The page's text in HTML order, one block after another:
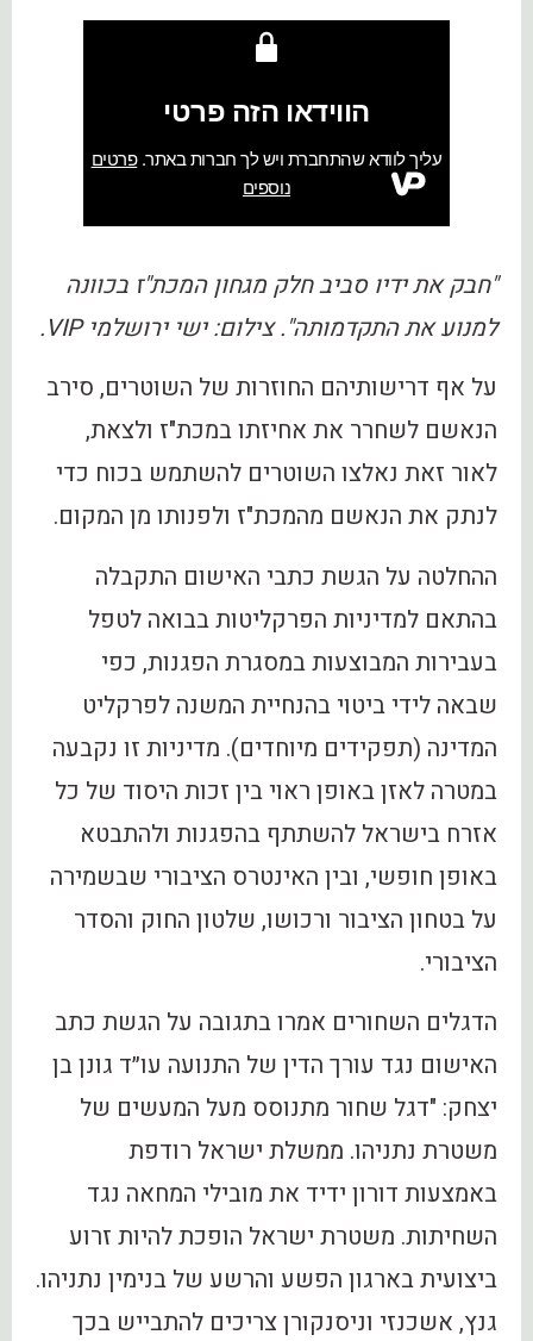
"חבק את ידיו סביב חלק מגחון המכת"ז בכוונה
למנוע את התקדמותה". צילום: ישי ירושלמי VIP.
על אף דרישותיהם החוזרות של השוטרים, סירב
הנאשם לשחרר את אחיזתו במכת"ז ולצאת,
לאור זאת נאלצו השוטרים להשתמש בכוח כדי
לנתק את הנאשם מהמכת"ז ולפנותו מן המקום.
ההחלטה על הגשת כתבי האישום התקבלה
בהתאם למדיניות הפרקליטות בבואה לטפל
בעבירות המבוצעות במסגרת הפגנות, כפי
שבאה לידי ביטוי בהנחיית המשנה לפרקליט
המדינה (תפקידים מיוחדים). מדיניות זו נקבעה
במטרה לאזן באופן ראוי בין זכות היסוד של כל
אזרח בישראל להשתתף בהפגנות ולהתבטא
באופן חופשי, ובין האינטרס הציבורי שבשמירה
על בטחון הציבור ורכושו, שלטון החוק והסדר
הציבורי.
הדגלים השחורים אמרו בתגובה על הגשת כתב
האישום נגד עורך הדין של התנועה עו״ד גונן בן
יצחק: "דגל שחור מתנוסס מעל המעשים של
משטרת נתניהו. ממשלת ישראל רודפת
באמצעות דורון ידיד את מובילי המחאה נגד
השחיתות. משטרת ישראל הופכת להיות זרוע
ביצועית בארגון הפשע והרשע של בנימין נתניהו.
גנץ, אשכנזי וניסנקורן צריכים להתבייש בכך